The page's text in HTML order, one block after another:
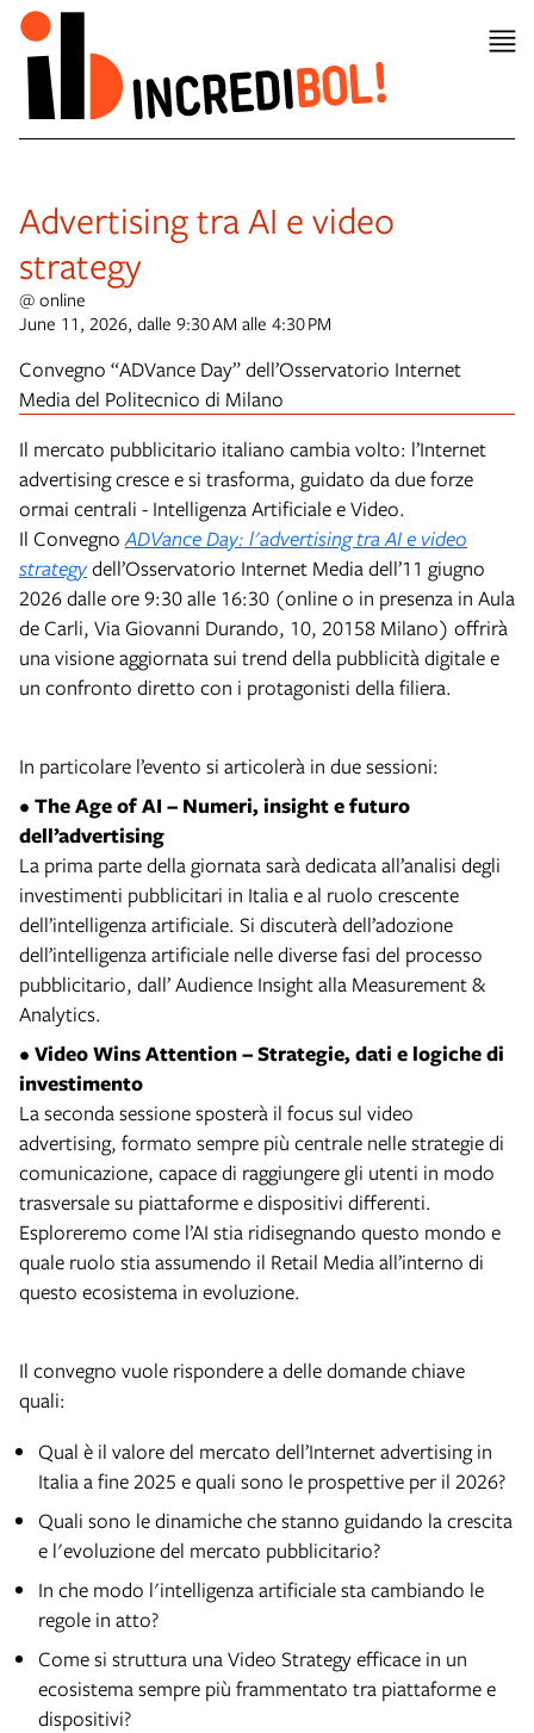
Advertising tra AI e video
strategy
@ online
June 11, 2026, dalle 9:30 AM alle 4:30 PM
Convegno “ADVance Day” dell’Osservatorio Internet
Media del Politecnico di Milano
Il mercato pubblicitario italiano cambia volto: l’Internet
advertising cresce e si trasforma, guidato da due forze
ormai centrali - Intelligenza Artificiale e Video.
Il ConvegnoADVance Day: l'advertising tra AI e video
strategydell’Osservatorio Internet Media dell’11 giugno
2026 dalle ore 9:30 alle 16:30 (online o in presenza in Aula
de Carli, Via Giovanni Durando, 10, 20158 Milano) offrirà
una visione aggiornata sui trend della pubblicità digitale e
un confronto diretto con i protagonisti della filiera.
In particolare l’evento si articolerà in due sessioni:
• The Age of AI – Numeri, insight e futuro
dell’advertising
La prima parte della giornata sarà dedicata all’analisi degli
investimenti pubblicitari in Italia e al ruolo crescente
dell’intelligenza artificiale. Si discuterà dell’adozione
dell’intelligenza artificiale nelle diverse fasi del processo
pubblicitario, dall’ Audience Insight alla Measurement &
Analytics.
• Video Wins Attention – Strategie, dati e logiche di
investimento
La seconda sessione sposterà il focus sul video
advertising, formato sempre più centrale nelle strategie di
comunicazione, capace di raggiungere gli utenti in modo
trasversale su piattaforme e dispositivi differenti.
Esploreremo come l’AI stia ridisegnando questo mondo e
quale ruolo stia assumendo il Retail Media all’interno di
questo ecosistema in evoluzione.
Il convegno vuole rispondere a delle domande chiave
quali:
Qual è il valore del mercato dell’Internet advertising in
Italia a fine 2025 e quali sono le prospettive per il 2026?
Quali sono le dinamiche che stanno guidando la crescita
e l'evoluzione del mercato pubblicitario?
In che modo l'intelligenza artificiale sta cambiando le
regole in atto?
Come si struttura una Video Strategy efficace in un
ecosistema sempre più frammentato tra piattaforme e
dispositivi?